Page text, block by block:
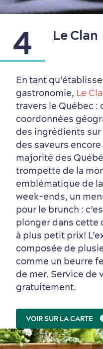
Saisons et climat
Culture animée
écoresponsable
4 Le Clan
En tant
gastronomie, Le
travers le Québec :
coordonnées
des ingrédients sur
des saveurs
majorité des
trompette de la
emblématique de
week-ends, un
pour le brunch :
plonger dans cette
à plus petit prix!
composée de
comme un beurre
de mer. Service de
gratuitement.
VOIR SUR LA CARTE